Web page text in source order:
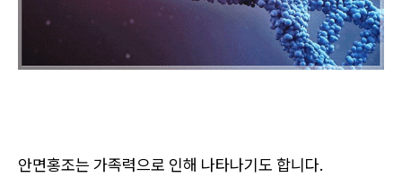
안면홍조는 가족력으로 인해 나타나기도 합니다.